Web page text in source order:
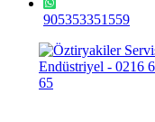
905353351559